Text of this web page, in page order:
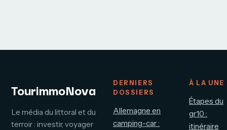
TourimmoNova
Le média du littoral et du
terroir : investir, voyager
DERNIERS
DOSSIERS
Allemagne en
camping-car :
À LA UNE
Étapes du
gr10 :
itinéraire